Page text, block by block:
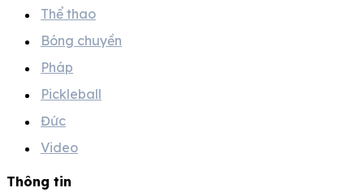
Thể thao
Bóng chuyền
Pháp
Pickleball
Đức
Video
Thông tin